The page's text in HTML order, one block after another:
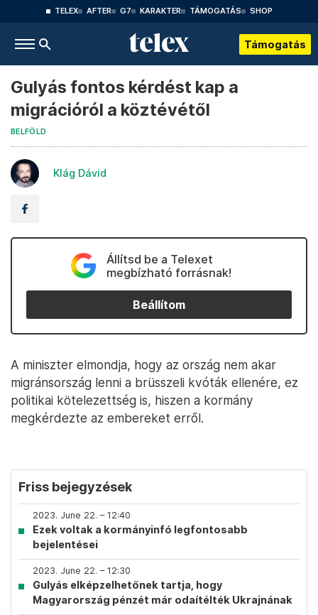
TELEX AFTER G7 KARAKTER TÁMOGATÁS SHOP
Támogatás
Gulyás fontos kérdést kap a
migrációról a köztévétől
BELFÖLD
Klág Dávid
Állítsd be a Telexet
megbízható forrásnak!
Beállítom
A miniszter elmondja, hogy az ország nem akar
migránsország lenni a brüsszeli kvóták ellenére, ez
politikai kötelezettség is, hiszen a kormány
megkérdezte az embereket erről.
Friss bejegyzések
2023. June 22. – 12:40
Ezek voltak a kormányinfó legfontosabb
bejelentései
2023. June 22. – 12:30
Gulyás elképzelhetőnek tartja, hogy
Magyarország pénzét már odaítélték Ukrajnának